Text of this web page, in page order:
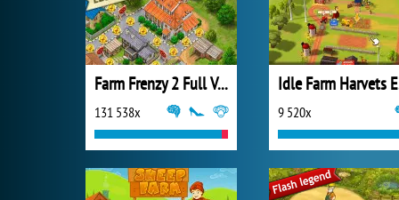
Farm Frenzy 2 Full Version
131 538x 9 520x